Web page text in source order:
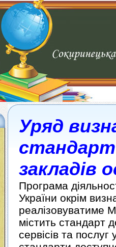
Уряд
закладів
Програма
України окрім
реалізовуватиме
містить стандарт
сервісів та